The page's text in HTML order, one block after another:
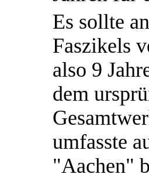
Es sollte
Faszikels
also 9
dem
umfasste
"Aachen"